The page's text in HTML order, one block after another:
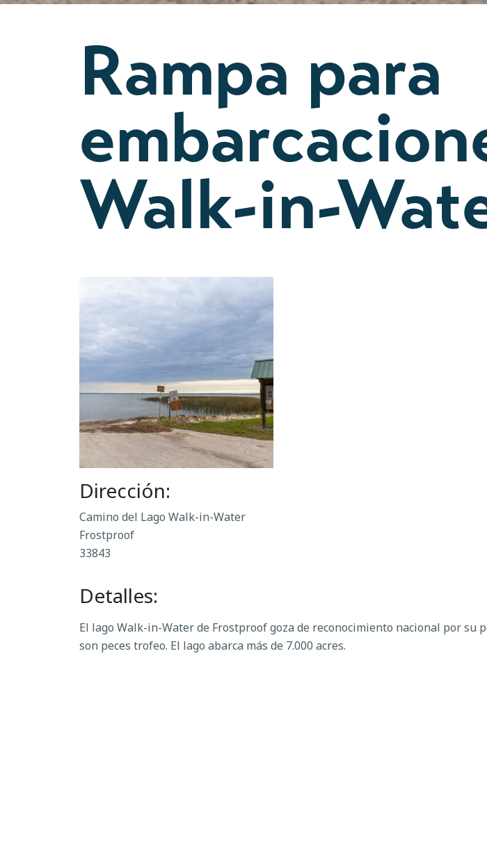
Rampa para
Walk-in-
Dirección:
Camino del Lago Walk-in-Water
Frostproof
33843
Detalles:
El lago Walk-in-Water de Frostproof goza de reconocimiento nacional por su
son peces trofeo. El lago abarca más de 7.000 acres.